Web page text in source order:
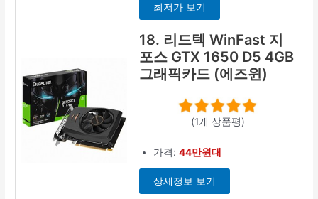
최저가 보기
18. 리드텍 WinFast 지
포스 GTX 1650 D5 4GB
그래픽카드 (에즈윈)
(1개 상품평)
가격:44만원대
상세정보 보기